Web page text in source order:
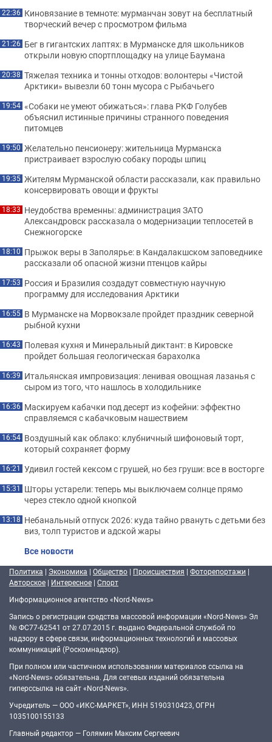
22:36 Киновязание в темноте: мурманчан зовут на бесплатный
творческий вечер с просмотром фильма
21:26 Бег в гигантских лаптях: в Мурманске для школьников
открыли новую спортплощадку на улице Баумана
20:38 Тяжелая техника и тонны отходов: волонтеры «Чистой
Арктики» вывезли 60 тонн мусора с Рыбачьего
19:54 «Собаки не умеют обижаться»: глава РКФ Голубев
объяснил истинные причины странного поведения
питомцев
19:50 Желательно пенсионеру: жительница Мурманска
пристраивает взрослую собаку породы шпиц
19:35 Жителям Мурманской области рассказали, как правильно
консервировать овощи и фрукты
18:33 Неудобства временны: администрация ЗАТО
Александровск рассказала о модернизации теплосетей в
Снежногорске
18:10 Прыжок веры в Заполярье: в Кандалакшском заповеднике
рассказали об опасной жизни птенцов кайры
17:53 Россия и Бразилия создадут совместную научную
программу для исследования Арктики
16:55 В Мурманске на Морвокзале пройдет праздник северной
рыбной кухни
16:43 Полевая кухня и Минеральный диктант: в Кировске
пройдет большая геологическая барахолка
16:39 Итальянская импровизация: ленивая овощная лазанья с
сыром из того, что нашлось в холодильнике
16:36 Маскируем кабачки под десерт из кофейни: эффектно
справляемся с кабачковым нашествием
16:54 Воздушный как облако: клубничный шифоновый торт,
который сохраняет форму
16:21 Удивил гостей кексом с грушей, но без груши: все в восторге
15:31 Шторы устарели: теперь мы выключаем солнце прямо
через стекло одной кнопкой
13:18 Небанальный отпуск 2026: куда тайно рвануть с детьми без
виз, толп туристов и адской жары
Все новости
Политика | Экономика | Общество | Происшествия | Фоторепортажи |
Авторское | Интересное | Спорт
Информационное агентство «Nord-News»
Запись о регистрации средства массовой информации «Nord-News» Эл
№ ФС77-62541 от 27.07.2015 г. выдано Федеральной службой по
надзору в сфере связи, информационных технологий и массовых
коммуникаций (Роскомнадзор).
При полном или частичном использовании материалов ссылка на
«Nord-News» обязательна. Для сетевых изданий обязательна
гиперссылка на сайт «Nord-News».
Учредитель — ООО «ИКС-МАРКЕТ», ИНН 5190310423, ОГРН
1035100155133
Главный редактор — Голямин Максим Сергеевич